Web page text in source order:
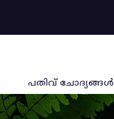
പതിവ് ചോദ്യങ്ങൾ